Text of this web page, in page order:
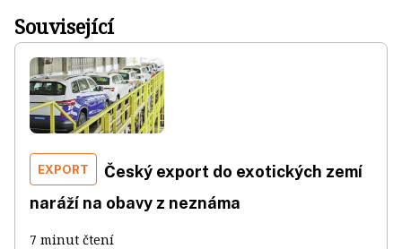
Související
EXPORT
Český export do exotických zemí
naráží na obavy z neznáma
7 minut čtení